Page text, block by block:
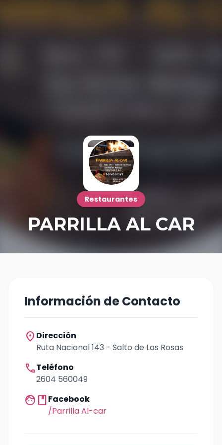
Restaurantes
PARRILLA AL CAR
Información de Contacto
location_on Dirección
Ruta Nacional 143 - Salto de Las Rosas
callTeléfono
2604 560049
facebookFacebook
/Parrilla Al-car